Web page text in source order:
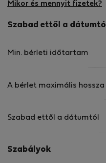
Mikor és mennyit fizetek?
Szabad ettől a dátumtól
Min. bérleti időtartam
A bérlet maximális hossza
Szabad ettől a dátumtól
Szabályok